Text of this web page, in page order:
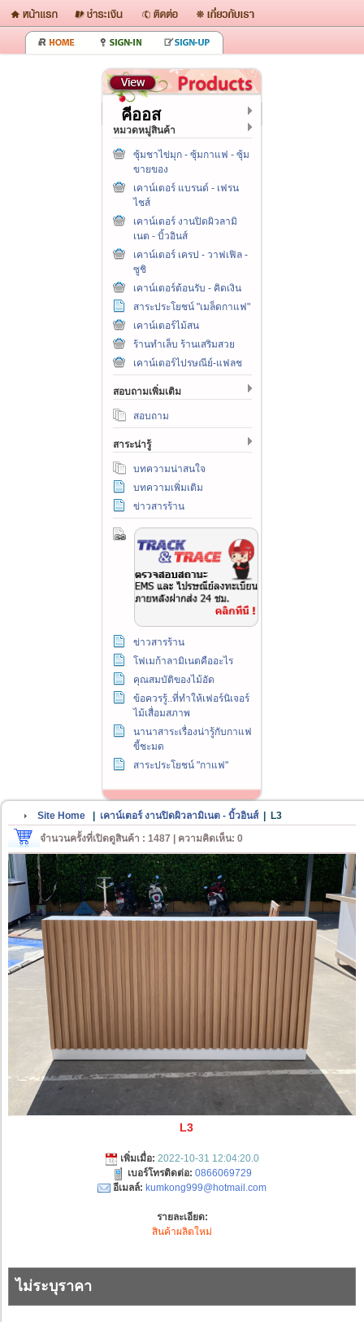
คีออส
หมวดหมู่สินค้า
ซุ้มชาไข่มุก - ซุ้มกาแฟ - ซุ้ม
ขายของ
เคาน์เตอร์ แบรนด์ - เฟรน
ไชส์
เคาน์เตอร์ งานปิดผิวลามิ
เนต - บิ้วอินส์
เคาน์เตอร์ เครป - วาฟเฟิล -
ซูชิ
เคาน์เตอร์ต้อนรับ - คิดเงิน
สาระประโยชน์ "เมล็ดกาแฟ"
เคาน์เตอร์ไม้สน
ร้านทำเล็บ ร้านเสริมสวย
เคาน์เตอร์ไปรษณีย์-แฟลช
สอบถามเพิ่มเติม
สอบถาม
สาระน่ารู้
บทความน่าสนใจ
บทความเพิ่มเติม
ข่าวสารร้าน
ข่าวสารร้าน
โฟเมก้าลามิเนตคืออะไร
คุณสมบัติของไม้อัด
ข้อควรรู้..ที่ทำให้เฟอร์นิเจอร์
ไม้เสื่อมสภาพ
นานาสาระเรื่องน่ารู้กับกาแฟ
ขี้ชะมด
สาระประโยชน์ "กาแฟ"
Site Home เคาน์เตอร์ งานปิดผิวลามิเนต - บิ้วอินส์|
L3
จำนวนครั้งที่เปิดดูสินค้า : 1487 | ความคิดเห็น: 0
L3
เพิ่มเมื่อ: 2022-10-31 12:04:20.0
เบอร์โทรติดต่อ: 0866069729
อีเมลล์: kumkong999@hotmail.com
รายละเอียด:
สินค้าผลิตใหม่
ไม่ระบุราคา